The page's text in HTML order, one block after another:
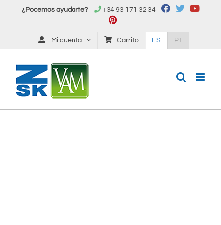
¿Podemos ayudarte? +34 93 171 32 34
Mi cuenta Carrito ES PT